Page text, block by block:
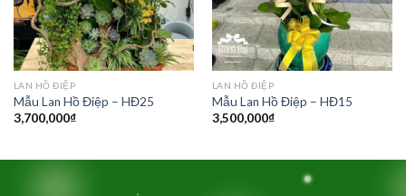
LAN HỒ ĐIỆP
Mẫu Lan Hồ Điệp – HĐ25
3,700,000₫
LAN HỒ ĐIỆP
Mẫu Lan Hồ Điệp – HĐ15
3,500,000₫